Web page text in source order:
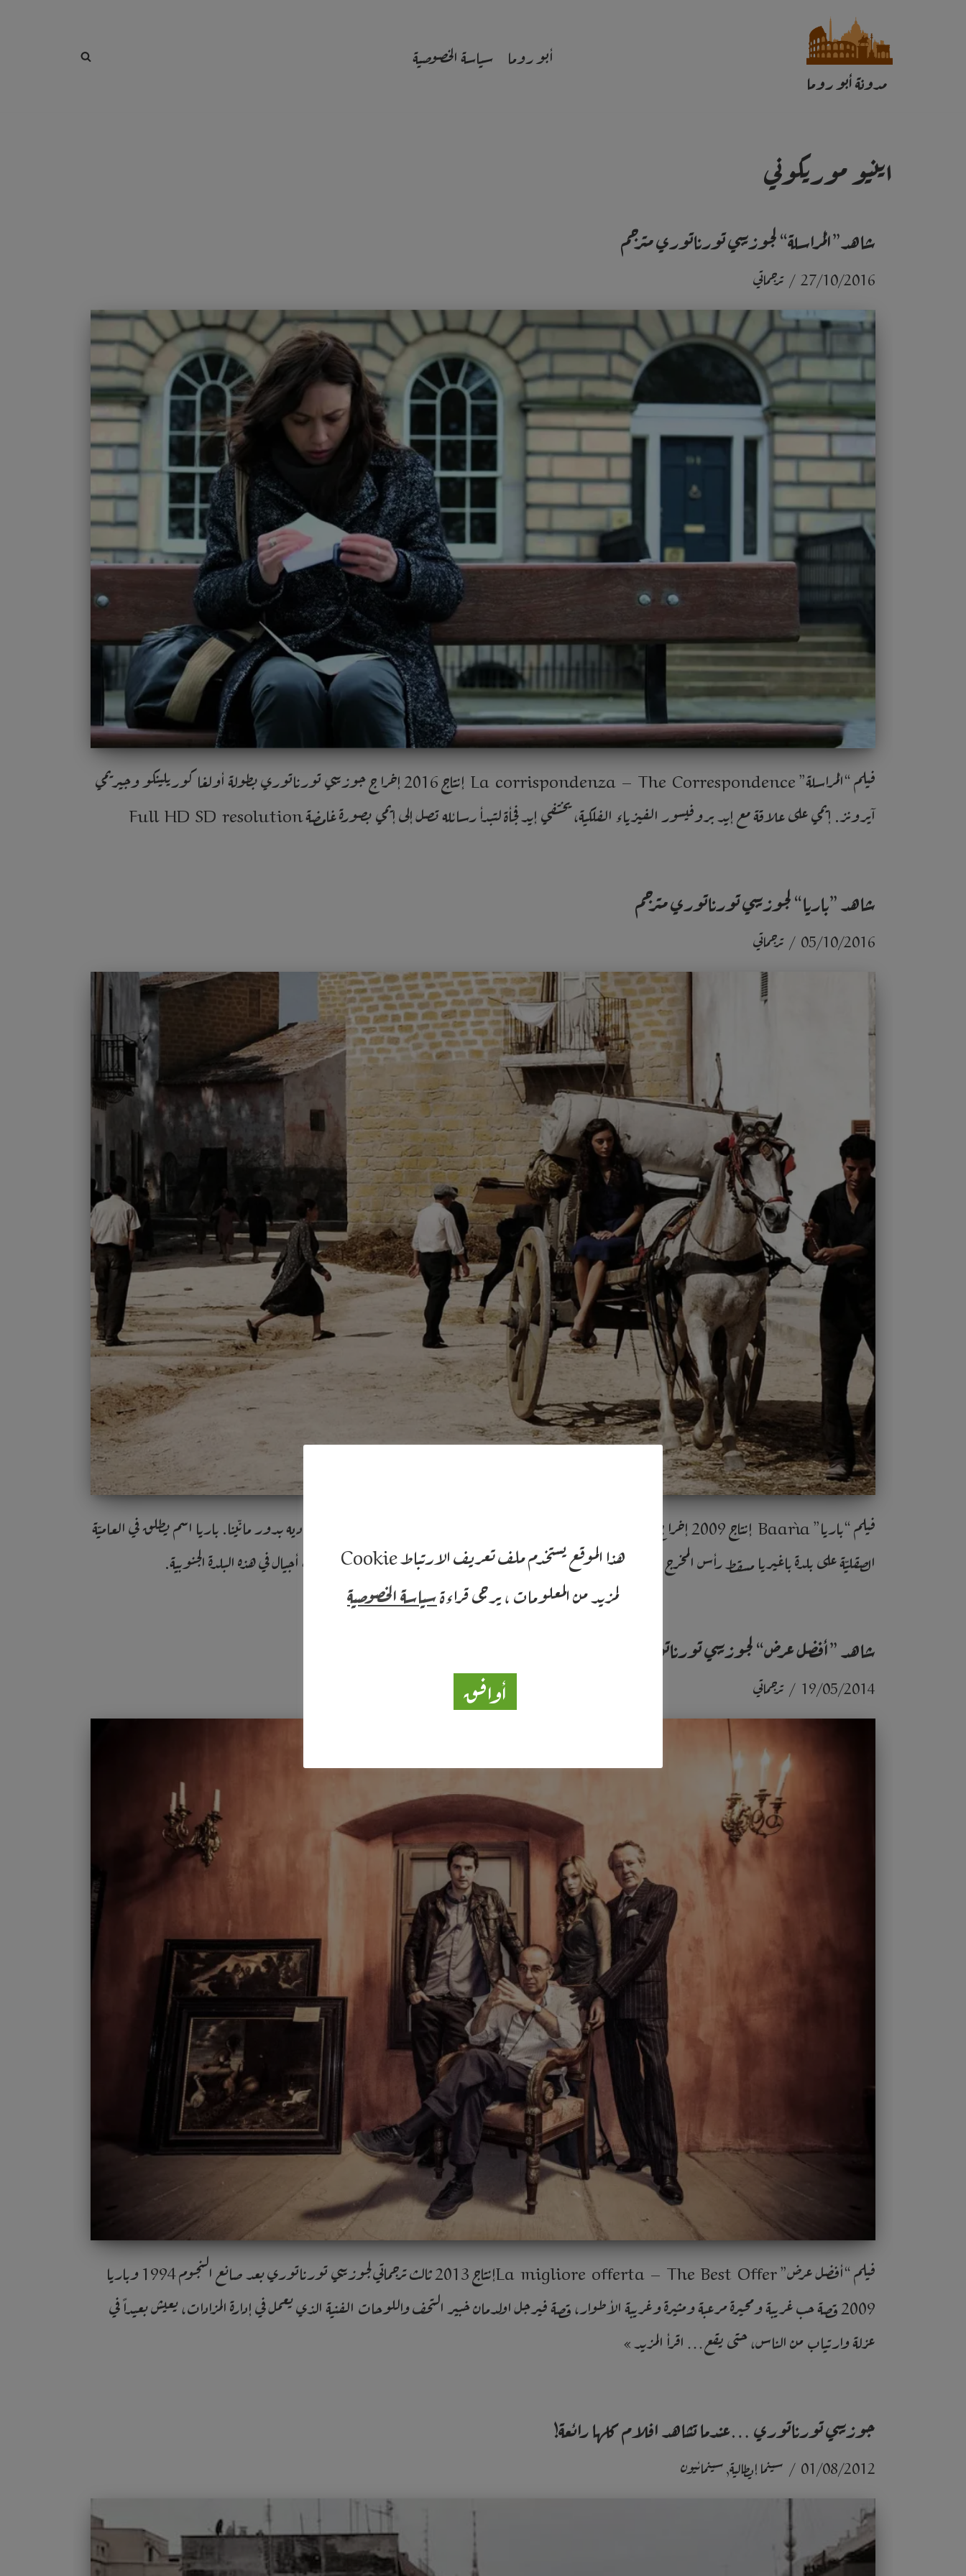
مدونة أبو روما
أبو روما سياسة الخصوصية
اينيو موريكوني
شاهد”المُراسلة“ لجوزيبي تورناتوري مترجم
27/10/2016 ترجماتي
فيلم “المُراسلة” La corrispondenza – The Correspondence إنتاج 2016 إخراج جوزيبي تورناتوري بطولة أولغا كوريلينكو وجيريمي
آيرونز. إيمي على علاقة مع إيد بروفيسور الفيزياء الفلكية، يختفي إيد فجأة لتبدأ رسائله تصل إلى إيمي بصورة غامضة Full HD SD resolution
شاهد ”باريا“ لجوزيبي تورناتوري مترجم
05/10/2016 ترجماتي
فيلم “باريا” Baarìa إنتاج 2009 إخراج جوزيبي تورناتوري بطولة: فرانتشيسكو شانّا بدور بيبينو، مارغريت ماديه بدور مانّينا. باريا اسم يطلق في العاميّة
الصقليّة على بلدة باغيريا مسقط رأس المخرج الصقليّ جوزيبي تورناتوري، والفيلم يروي بسيرة ذاتية ملحمية قصة ثلاثة أجيال في هذه البلدة الجنوبية.
شاهد ”أفضل عرض“ لجوزيبي تورناتوري مترجم
19/05/2014 ترجماتي
فيلم “أفضل عرض” La migliore offerta – The Best Offerإنتاج 2013 ثالث ترجماتي لجوزيبي تورناتوري بعد صانع النجوم 1994 وباريا
2009 قصة حب غريبة ومحيرة مرعبة ومثيرة وغريبة الأطوار، قصة فيرجل اولدمان خبير التحف واللوحات الفنية الذي يعمل في إدارة المزادات، يعيش بعيداً في
عزلة وارتياب من الناس، حتى يقع… اقرأ المزيد »
جوزيبي تورناتوري …عندما تشاهد افلام كلها رائعة!
01/08/2012 سينما إيطالية,سينمائيون
هذا الموقع يستخدم ملف تعريف الارتباط Cookie
لمزيد من المعلومات ، يرجى قراءةسياسة الخصوصية
أوافق